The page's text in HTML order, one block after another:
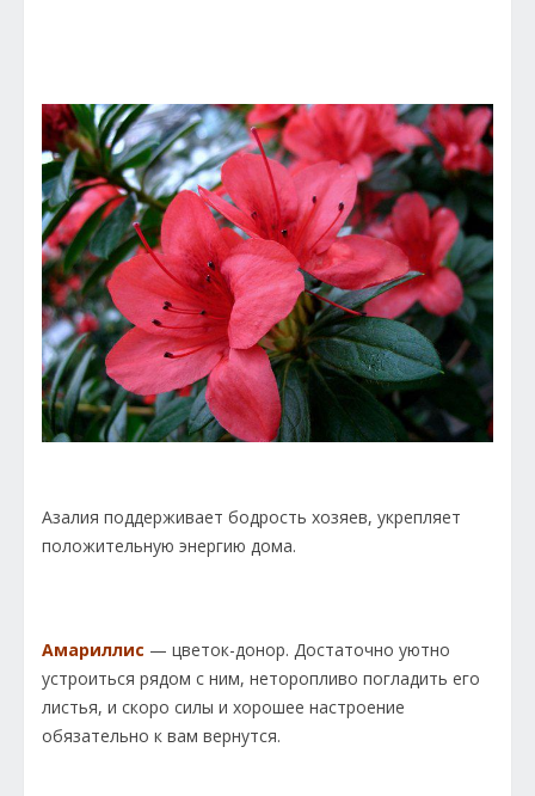
Азалия поддерживает бодрость хозяев, укрепляет
положительную энергию дома.
Амариллис — цветок-донор. Достаточно уютно
устроиться рядом с ним, неторопливо погладить его
листья, и скоро силы и хорошее настроение
обязательно к вам вернутся.